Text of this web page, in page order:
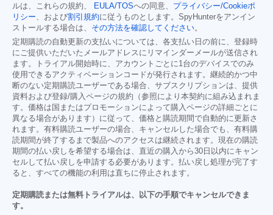
ルは、これらの規約、
EULA/TOSへの同意、 プライバシー/Cookieポ
リシー 、および割引規約に従うものとします。SpyHunterをアンイン
ストールする場合は、 その方法を確認してください。
定期購読の自動更新の支払いについては、各支払い日の前に、登録時
にご提供いただいたメールアドレスにリマインダーメールが送信され
ます。トライアル開始時に、アカウントごとに1台のデバイスでのみ
使用できるアクティベーションコードが発行されます。継続的かつ中
断のない定期購読ユーザーである場合、サブスクリプションは、提供
資料および登録/購入ページの規約（参照により本契約に組み込まれま
す。価格は国またはプロモーションによって購入ページの詳細ごとに
異なる場合があります）に従って、価格と購読期間で自動的に更新さ
れます。有料購読ユーザーの場合、キャンセルした場合でも、有料購
読期間が終了するまで製品へのアクセスは継続されます。現在の購読
期間の払い戻しを希望する場合は、直近の購入から30日以内にキャン
セルして払い戻しを申請する必要があります。払い戻し処理が完了す
ると、すべての機能の利用は直ちに停止されます。
定期購読または無料トライアルは、以下の手順でキャンセルできま
す。